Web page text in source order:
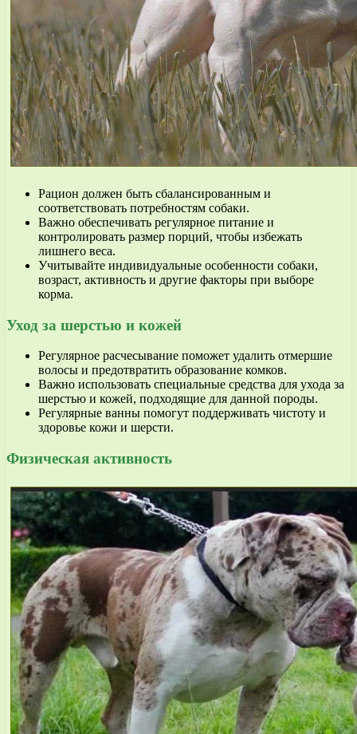
Рацион должен быть сбалансированным и
соответствовать потребностям собаки.
Важно обеспечивать регулярное питание и
контролировать размер порций, чтобы избежать
лишнего веса.
Учитывайте индивидуальные особенности собаки,
возраст, активность и другие факторы при выборе
корма.
Уход за шерстью и кожей
Регулярное расчесывание поможет удалить отмершие
волосы и предотвратить образование комков.
Важно использовать специальные средства для ухода за
шерстью и кожей, подходящие для данной породы.
Регулярные ванны помогут поддерживать чистоту и
здоровье кожи и шерсти.
Физическая активность